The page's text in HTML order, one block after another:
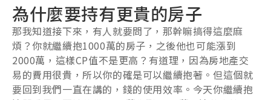
為什麼要持有更貴的房子
那我知道接下來，有人就要問了，那幹嘛搞得這麼麻
煩？你就繼續抱1000萬的房子，之後他也可能漲到
2000萬，這樣CP值不是更高？有道理，因為房地產交
易的費用很貴，所以你的確是可以繼續抱著。但這個就
要回到我們一直在講的，錢的使用效率。今天你繼續抱